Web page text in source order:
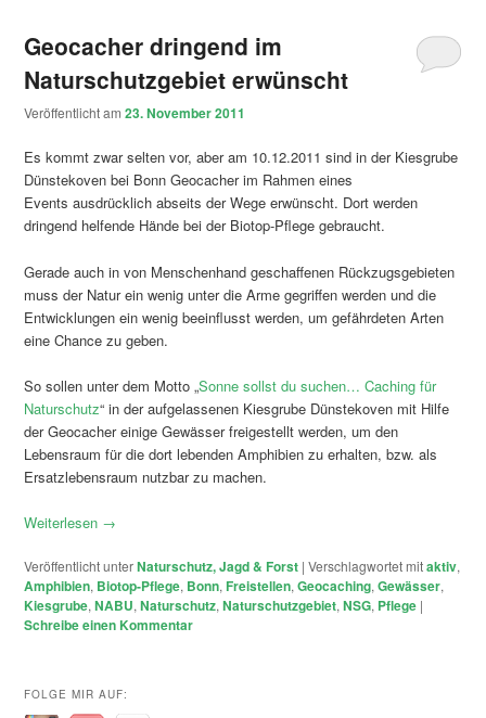
Geocacher dringend im
Naturschutzgebiet erwünscht
Veröffentlicht am23. November 2011
Es kommt zwar selten vor, aber am 10.12.2011 sind in der Kiesgrube
Dünstekoven bei Bonn Geocacher im Rahmen eines
Events ausdrücklich abseits der Wege erwünscht. Dort werden
dringend helfende Hände bei der Biotop-Pflege gebraucht.
Gerade auch in von Menschenhand geschaffenen Rückzugsgebieten
muss der Natur ein wenig unter die Arme gegriffen werden und die
Entwicklungen ein wenig beeinflusst werden, um gefährdeten Arten
eine Chance zu geben.
So sollen unter dem Motto „Sonne sollst du suchen… Caching für
Naturschutz“ in der aufgelassenen Kiesgrube Dünstekoven mit Hilfe
der Geocacher einige Gewässer freigestellt werden, um den
Lebensraum für die dort lebenden Amphibien zu erhalten, bzw. als
Ersatzlebensraum nutzbar zu machen.
Weiterlesen →
Veröffentlicht unterNaturschutz, Jagd & Forst |Verschlagwortet mitaktiv,
Amphibien, Biotop-Pflege, Bonn,Freistellen,Geocaching,Gewässer,
Kiesgrube,NABU,Naturschutz,Naturschutzgebiet,NSG, Pflege |
Schreibe einen Kommentar
FOLGE MIR AUF: